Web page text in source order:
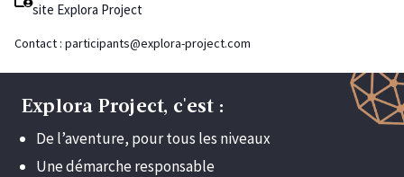
site Explora Project
Contact : participants@explora-project.com
Explora Project, c'est :
De l’aventure, pour tous les niveaux
Une démarche responsable